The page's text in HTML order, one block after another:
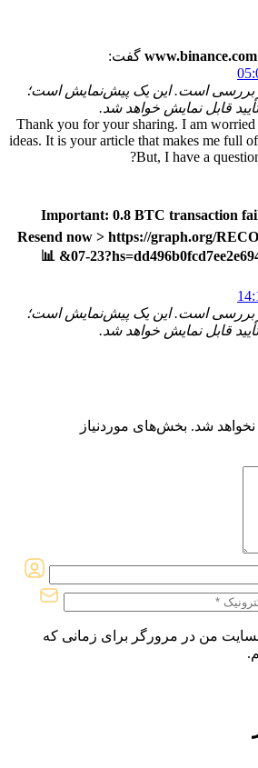
گفت:
بررسی است. این یک پیش‌نمایش است؛
قابل نمایش خواهد شد.
Thank you for your sharing. I am
ideas. It is your article that makes me full
But, I have a
📊 ❗ Important: 0.8 BTC transaction
Resend now > https://graph.org/
07-
بررسی است. این یک پیش‌نمایش است؛
قابل نمایش خواهد شد.
شد. بخش‌های موردنیاز
من در مرورگر برای زمانی که